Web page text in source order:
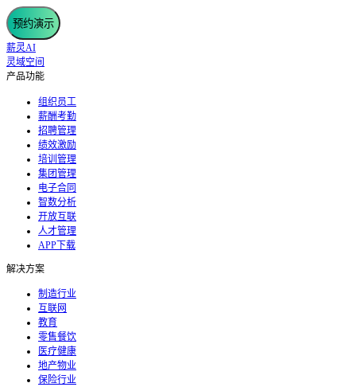
预约演示
薪灵AI
灵域空间
产品功能
组织员工
薪酬考勤
招聘管理
绩效激励
培训管理
集团管理
电子合同
智数分析
开放互联
人才管理
APP下载
解决方案
制造行业
互联网
教育
零售餐饮
医疗健康
地产物业
保险行业